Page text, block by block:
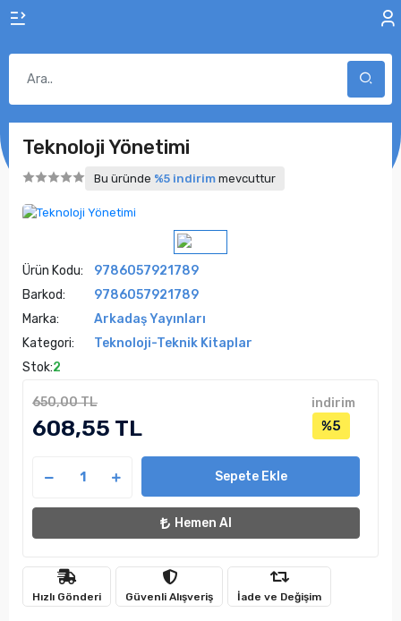
Teknoloji Yönetimi
Bu üründe %5 indirim mevcuttur
Ürün Kodu:
9786057921789
Barkod:
9786057921789
Marka:
Arkadaş Yayınları
Kategori:
Teknoloji-Teknik Kitaplar
Stok:2
650,00 TL
608,55 TL
indirim
%5
Sepete Ekle
Hemen Al
Hızlı Gönderi Güvenli Alışveriş İade ve Değişim